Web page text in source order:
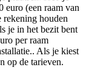
euro (een raam van
rekening houden
je in het bezit bent
per raam
Als je kiest
op de tarieven.